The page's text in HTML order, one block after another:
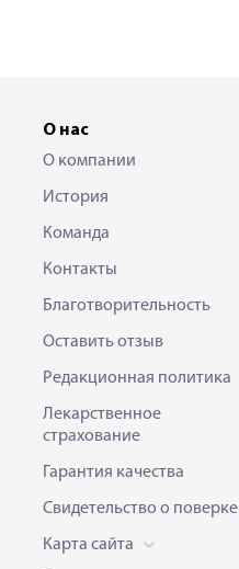
О нас
О компании
История
Команда
Контакты
Благотворительность
Оставить отзыв
Редакционная политика
Лекарственное
страхование
Гарантия качества
Свидетельство о поверке
Карта сайта